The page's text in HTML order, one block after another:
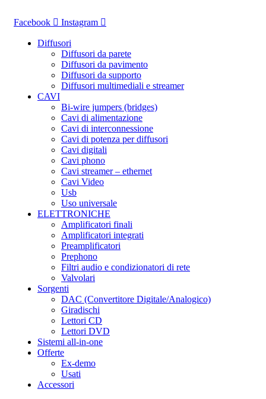
Facebook Instagram
Diffusori
Diffusori da parete
Diffusori da pavimento
Diffusori da supporto
Diffusori multimediali e streamer
CAVI
Bi-wire jumpers (bridges)
Cavi di alimentazione
Cavi di interconnessione
Cavi di potenza per diffusori
Cavi digitali
Cavi phono
Cavi streamer – ethernet
Cavi Video
Usb
Uso universale
ELETTRONICHE
Amplificatori finali
Amplificatori integrati
Preamplificatori
Prephono
Filtri audio e condizionatori di rete
Valvolari
Sorgenti
DAC (Convertitore Digitale/Analogico)
Giradischi
Lettori CD
Lettori DVD
Sistemi all-in-one
Offerte
Ex-demo
Usati
Accessori